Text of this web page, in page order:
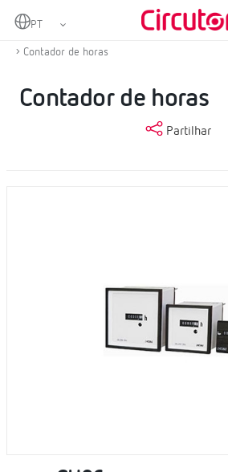
Home
Instrumentação analógica
Contador de horas
Contador de horas
Partilhar